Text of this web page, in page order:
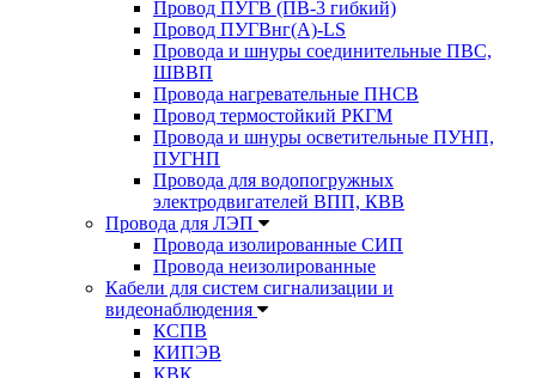
Провод ПУГВ (ПВ-3 гибкий)
Провод ПУГВнг(А)-LS
Провода и шнуры соединительные ПВС,
ШВВП
Провода нагревательные ПНСВ
Провод термостойкий РКГМ
Провода и шнуры осветительные ПУНП,
ПУГНП
Провода для водопогружных
электродвигателей ВПП, КВВ
Провода для ЛЭП
Провода изолированные СИП
Провода неизолированные
Кабели для систем сигнализации и
видеонаблюдения
КСПВ
КИПЭВ
КВК